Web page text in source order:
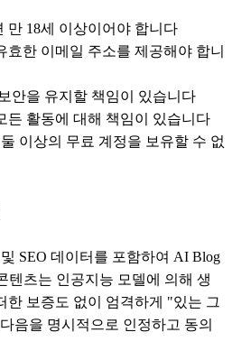
만 18세 이상이어야 합니다
효한 이메일 주소를 제공해야 합니
안을 유지할 책임이 있습니다
든 활동에 대해 책임이 있습니다
이상의 무료 계정을 보유할 수 없
SEO 데이터를 포함하여 AI Blog
텐츠는 인공지능 모델에 의해 생
한 보증도 없이 엄격하게 "있는 그
음을 명시적으로 인정하고 동의